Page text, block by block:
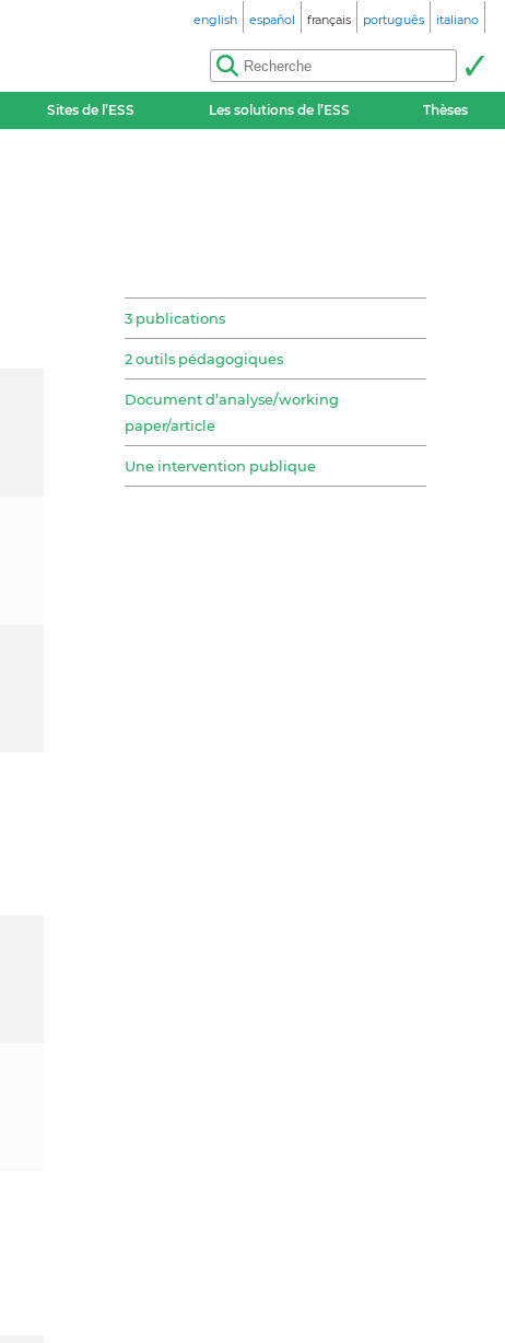
english español français português italiano
Sites de l’ESS Les solutions de l’ESS Thèses
3 publications
2 outils pédagogiques
Document d’analyse/working
paper/article
Une intervention publique